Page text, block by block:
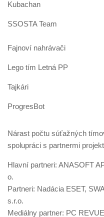
Kubachan
SSOSTA Team
Fajnoví nahrávači
Lego tím Letná PP
Tajkári
ProgresBot
Nárast počtu súťažných
spolupráci s partnermi
Hlavní partneri: ANASOFT
o.
Partneri: Nadácia ESET,
s.r.o.
Mediálny partner: PC REVUE